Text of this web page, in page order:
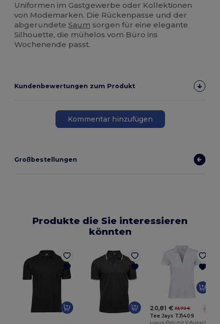
Uniformen im Gastgewerbe oder Kollektionen
von Modemarken. Die Rückenpasse und der
abgerundeteSaum sorgen für eine elegante
Silhouette, die mühelos vom Büro ins
Wochenende passt.
Kundenbewertungen zum Produkt
Kommentar hinzufügen
Großbestellungen
Produkte die Sie interessieren
könnten
20,81 € 33,70 € -38%
Tee Jays TJ1409